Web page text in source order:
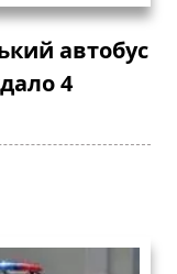
автобус
4